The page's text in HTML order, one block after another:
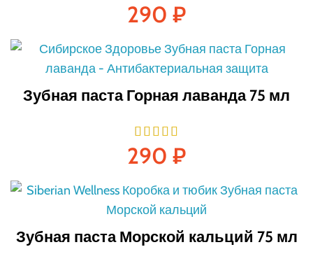
290 ₽
Зубная паста Горная лаванда 75 мл
290 ₽
Зубная паста Морской кальций 75 мл